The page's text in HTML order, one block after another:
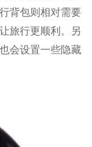
背包则相对需要
旅行更顺利。另
会设置一些隐藏